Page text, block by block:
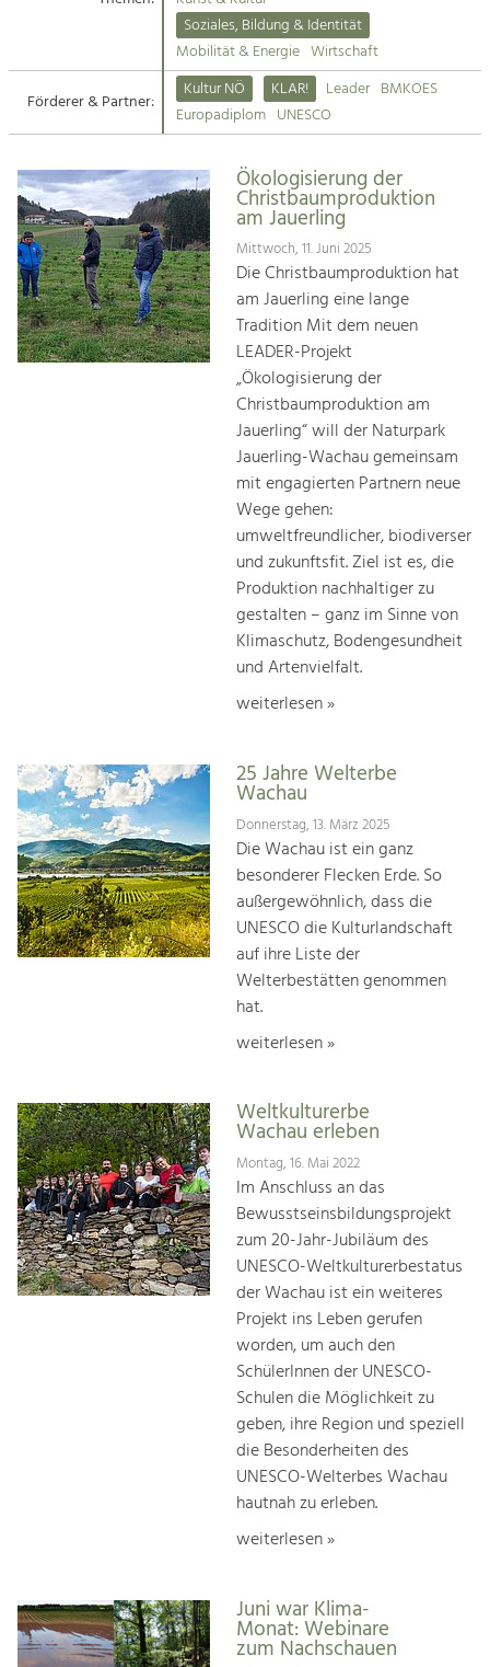
Suche
Impressum
Kontakt
Angebotsentwicklung und
Handwerk, Wissenschaft und Forschung.
Soziales, Bildung &
Identität
Gleichberechtigung, Jugend und
Integration
Mobilität & Energie
Klimawandel, öffentlicher Verkehr und
Steigerung regionaler Wertschöpfung
Soziales, Bildung & Identität
Mobilität & Energie Wirtschaft
Förderer & Partner:
Kultur NÖ KLAR! Leader BMKOES
Europadiplom UNESCO
Ökologisierung der
Christbaumproduktion
am Jauerling
Mittwoch, 11. Juni 2025
Die Christbaumproduktion hat
am Jauerling eine lange
Tradition Mit dem neuen
LEADER-Projekt
„Ökologisierung der
Christbaumproduktion am
Jauerling“ will der Naturpark
Jauerling-Wachau gemeinsam
mit engagierten Partnern neue
Wege gehen:
umweltfreundlicher, biodiverser
und zukunftsfit. Ziel ist es, die
Produktion nachhaltiger zu
gestalten – ganz im Sinne von
Klimaschutz, Bodengesundheit
und Artenvielfalt.
weiterlesen »
25 Jahre Welterbe
Wachau
Donnerstag, 13. März 2025
Die Wachau ist ein ganz
besonderer Flecken Erde. So
außergewöhnlich, dass die
UNESCO die Kulturlandschaft
auf ihre Liste der
Welterbestätten genommen
hat.
weiterlesen »
Weltkulturerbe
Wachau erleben
Montag, 16. Mai 2022
Im Anschluss an das
Bewusstseinsbildungsprojekt
zum 20-Jahr-Jubiläum des
UNESCO-Weltkulturerbestatus
der Wachau ist ein weiteres
Projekt ins Leben gerufen
worden, um auch den
SchülerInnen der UNESCO-
Schulen die Möglichkeit zu
geben, ihre Region und speziell
die Besonderheiten des
UNESCO-Welterbes Wachau
hautnah zu erleben.
weiterlesen »
Juni war Klima-
Monat: Webinare
zum Nachschauen